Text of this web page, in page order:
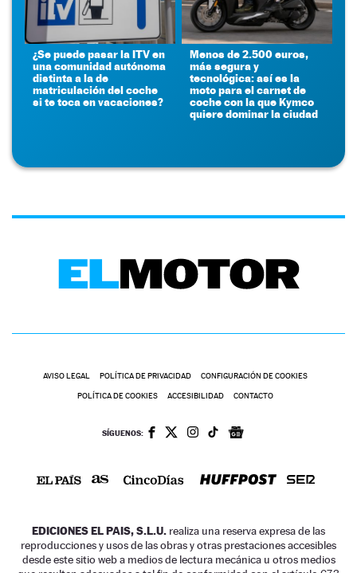
¿Se puede pasar la ITV en
una comunidad autónoma
distinta a la de
matriculación del coche
si te toca en vacaciones?
Menos de 2.500 euros,
más segura y
tecnológica: así es la
moto para el carnet de
coche con la que Kymco
quiere dominar la ciudad
AVISO LEGAL POLÍTICA DE PRIVACIDAD CONFIGURACIÓN DE COOKIES
POLÍTICA DE COOKIES ACCESIBILIDAD CONTACTO
SÍGUENOS:
EDICIONES EL PAIS, S.L.U. realiza una reserva expresa de las
reproducciones y usos de las obras y otras prestaciones accesibles
desde este sitio web a medios de lectura mecánica u otros medios